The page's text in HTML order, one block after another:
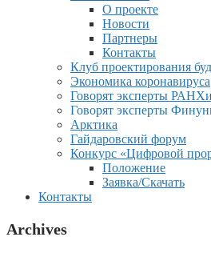
О проекте
Новости
Партнеры
Контакты
Клуб проектирования
Экономика коронавируса
Говорят эксперты
Говорят эксперты
Арктика
Гайдаровский форум
Конкурс «Цифровой
Положение
Заявка/Скачать
Контакты
Archives